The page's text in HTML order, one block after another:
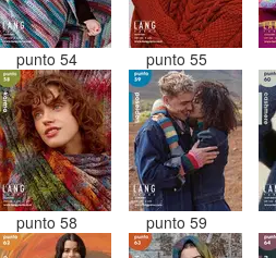
punto 54 punto 55
punto 58 punto 59